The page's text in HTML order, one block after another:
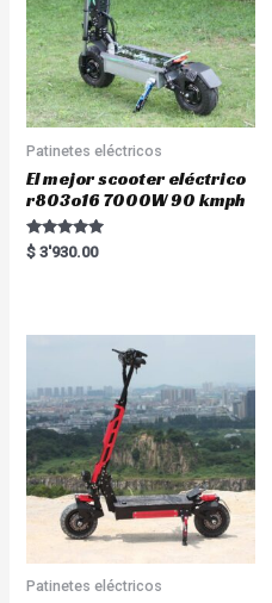
Patinetes eléctricos
El mejor scooter eléctrico
r803o16 7000W 90 kmph
Rated
5.00
$ 3'930.00
Patinetes eléctricos